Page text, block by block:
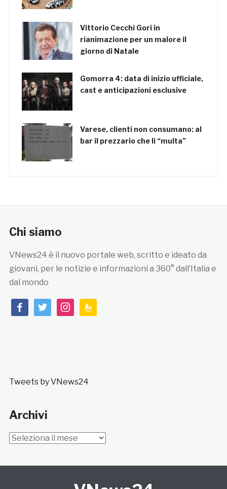
Vittorio Cecchi Gori in
rianimazione per un malore il
giorno di Natale
Gomorra 4: data di inizio ufficiale,
cast e anticipazioni esclusive
Varese, clienti non consumano: al
bar il prezzario che li “multa”
Chi siamo
VNews24 è il nuovo portale web, scritto e ideato da
giovani, per le notizie e informazioni a 360° dall’Italia e
dal mondo
facebooktwitterinstagramfeedburner
Tweets by VNews24
Archivi
Archivi